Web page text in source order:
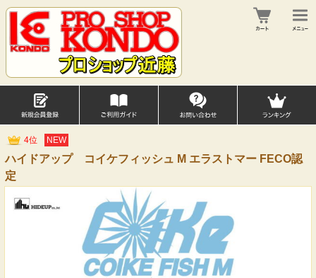
4位 NEW
ハイドアップ コイケフィッシュ M エラストマー FECO認
定